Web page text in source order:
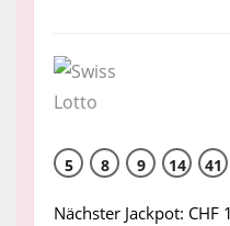
5 8 9 14 41
Nächster Jackpot: CHF